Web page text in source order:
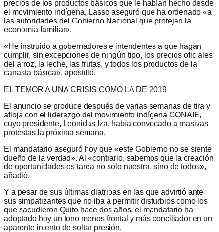
precios de los productos básicos que le habían hecho desde
el movimiento indígena, Lasso aseguró que ha ordenado «a
las autoridades del Gobierno Nacional que protejan la
economía familiar».
«He instruido a gobernadores e intendentes a que hagan
cumplir, sin excepciones de ningún tipo, los precios oficiales
del arroz, la leche, las frutas, y todos los productos de la
canasta básica», apostilló.
EL TEMOR A UNA CRISIS COMO LA DE 2019
El anuncio se produce después de varias semanas de tira y
afloja con el liderazgo del movimiento indígena CONAIE,
cuyo presidente, Leonidas Iza, había convocado a masivas
protestas la próxima semana.
El mandatario aseguró hoy que «este Gobierno no se siente
dueño de la verdad». Al «contrario, sabemos que la creación
de oportunidades es tarea no solo nuestra, sino de todos»,
añadió.
Y a pesar de sus últimas diatribas en las que advirtió ante
sus simpatizantes que no iba a permitir disturbios como los
que sacudieron Quito hace dos años, el mandatario ha
adoptado hoy un tono menos frontal y más conciliador en un
aparente intento de soltar presión.